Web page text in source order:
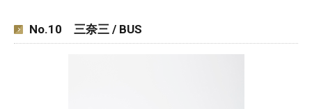
No.10 三奈三 / BUS